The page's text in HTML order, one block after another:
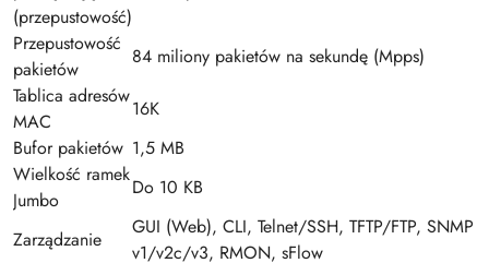
(przepustowość)
Przepustowość
pakietów
84 miliony pakietów na sekundę (Mpps)
Tablica adresów
MAC
16K
Bufor pakietów 1,5 MB
Wielkość ramek
Jumbo
Do 10 KB
Zarządzanie
GUI (Web), CLI, Telnet/SSH, TFTP/FTP, SNMP
v1/v2c/v3, RMON, sFlow